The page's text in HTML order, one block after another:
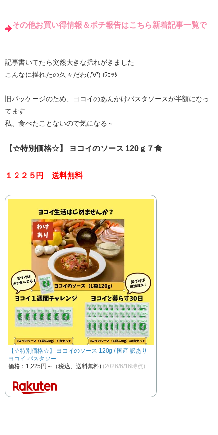
その他お買い得情報＆ポチ報告はこちら新着記事一覧で
記事書いてたら突然大きな揺れがきました
こんなに揺れたの久々だわ(;'∀')ｺﾜｶｯﾀ
旧パッケージのため、ヨコイのあんかけパスタソースが半額になっ
てます
私、食べたことないので気になる～
【☆特別価格☆】 ヨコイのソース 120ｇ７食
１２２５円 送料無料
【☆特別価格☆】 ヨコイのソース 120g / 国産 訳あり
ヨコイ パスタソー...
価格：1,225円～（税込、送料無料) (2026/6/16時点)